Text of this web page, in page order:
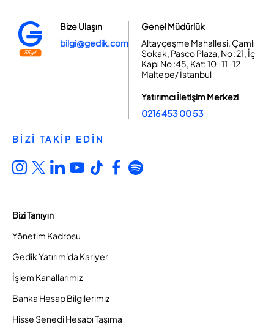
Bize Ulaşın
bilgi@gedik.com
Genel Müdürlük
Altayçeşme Mahallesi, Çamlı
Sokak, Pasco Plaza, No :21, İç
Kapı No :45, Kat: 10-11-12
Maltepe/ İstanbul
Yatırımcı İletişim Merkezi
0216 453 00 53
BİZİ TAKİP EDİN
Bizi Tanıyın
Yönetim Kadrosu
Gedik Yatırım'da Kariyer
İşlem Kanallarımız
Banka Hesap Bilgilerimiz
Hisse Senedi Hesabı Taşıma